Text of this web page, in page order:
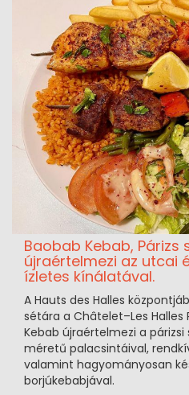
Baobab Kebab, Párizs
újraértelmezi az utcai
ízletes kínálatával.
A Hauts des Halles
sétára a Châtelet–Les Halles
Kebab újraértelmezi a
méretű palacsintáival,
valamint hagyományosan
borjúkebabjával.